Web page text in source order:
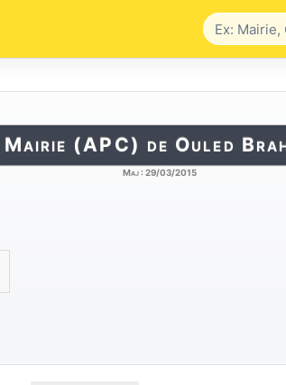
Mairie (APC) de Ouled
Maj : 29/03/2015